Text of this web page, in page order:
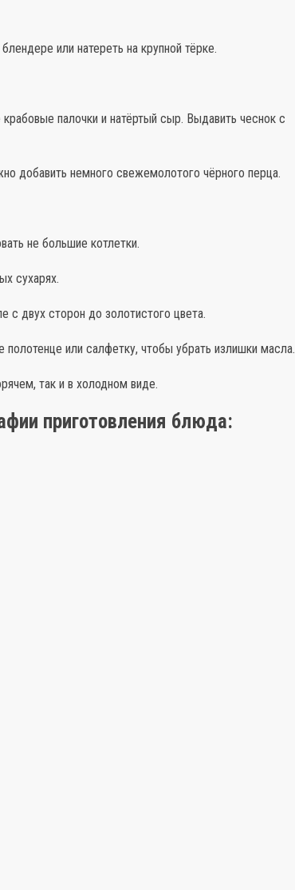
или натереть на крупной тёрке.
палочки и натёртый сыр. Выдавить чеснок с
добавить немного свежемолотого чёрного перца.
не большие котлетки.
сухарях.
с двух сторон до золотистого цвета.
или салфетку, чтобы убрать излишки масла.
так и в холодном виде.
приготовления блюда: